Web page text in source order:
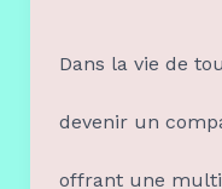
Dans la vie de
devenir un
offrant une